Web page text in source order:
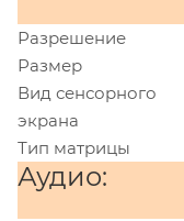
Разрешение
Размер
Вид сенсорного
экрана
Тип матрицы
Аудио: